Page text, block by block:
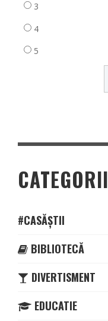
3
4
5
CATEGORII
#CASĂȘTII
BIBLIOTECĂ
DIVERTISMENT
EDUCATIE